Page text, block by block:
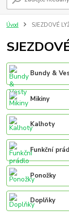
Úvod SJEZDOVÉ
Bundy &
Mikiny
Kalhoty
Funkční
Ponožky
Doplňky